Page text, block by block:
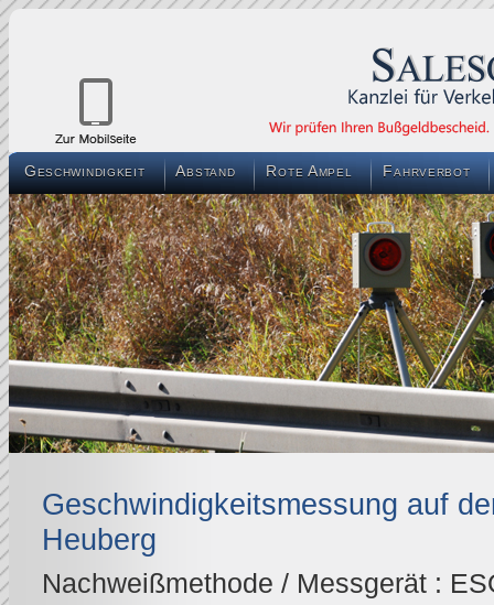
Geschwindigkeit Abstand Rote Ampel Fahrverbot
Geschwindigkeitsmessung auf
Heuberg
Nachweißmethode / Messgerät :